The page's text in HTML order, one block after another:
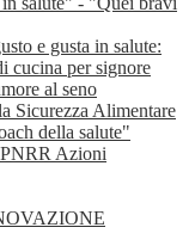
e gusta in salute:
cucina per signore
al seno
Sicurezza Alimentare
della salute"
Azioni